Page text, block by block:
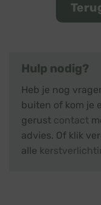
Hulp nodig?
Heb je nog
buiten of kom je
gerust contact
advies. Of klik
alle